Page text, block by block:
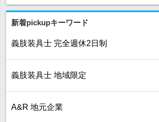
新着pickupキーワード
義肢装具士 完全週休2日制
義肢装具士 地域限定
A&R 地元企業